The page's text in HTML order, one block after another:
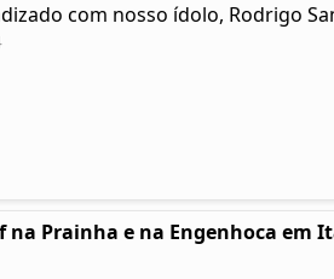
com nosso ídolo, Rodrigo
na Prainha e na Engenhoca em